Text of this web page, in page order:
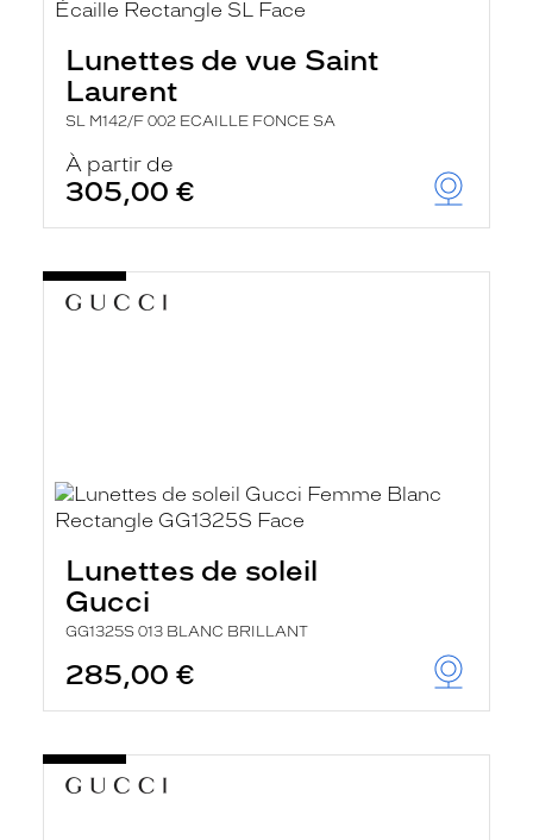
Lunettes de vue Saint
Laurent
SL M142/F 002 ECAILLE FONCE SA
À partir de
305,00 €
Lunettes de soleil
Gucci
GG1325S 013 BLANC BRILLANT
285,00 €